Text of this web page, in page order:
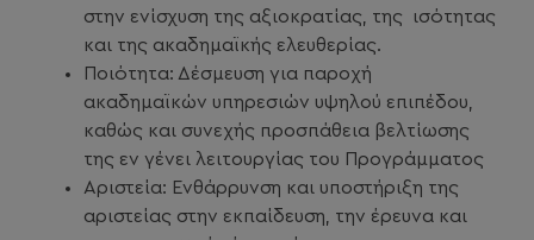
στην ενίσχυση της αξιοκρατίας, της ισότητας
και της ακαδημαϊκής ελευθερίας.
Ποιότητα: Δέσμευση για παροχή
ακαδημαϊκών υπηρεσιών υψηλού επιπέδου,
καθώς και συνεχής προσπάθεια βελτίωσης
της εν γένει λειτουργίας του Προγράμματος
Αριστεία: Ενθάρρυνση και υποστήριξη της
αριστείας στην εκπαίδευση, την έρευνα και